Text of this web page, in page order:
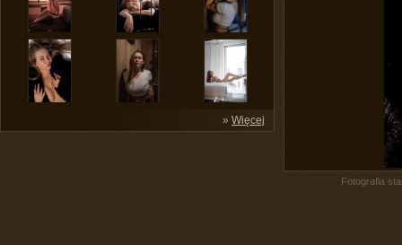
» Więcej
Fotografia